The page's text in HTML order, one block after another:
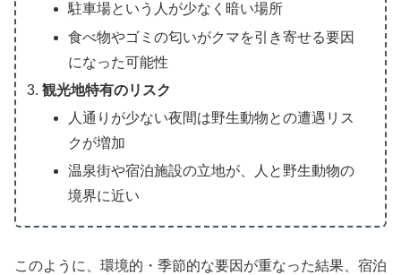
駐車場という人が少なく暗い場所
食べ物やゴミの匂いがクマを引き寄せる要因
になった可能性
観光地特有のリスク
人通りが少ない夜間は野生動物との遭遇リス
クが増加
温泉街や宿泊施設の立地が、人と野生動物の
境界に近い
このように、環境的・季節的な要因が重なった結果、宿泊